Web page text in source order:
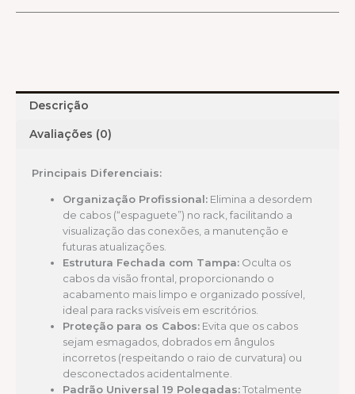
Descrição
Avaliações (0)
Principais Diferenciais:
Organização Profissional: Elimina a desordem
de cabos (“espaguete”) no rack, facilitando a
visualização das conexões, a manutenção e
futuras atualizações.
Estrutura Fechada com Tampa: Oculta os
cabos da visão frontal, proporcionando o
acabamento mais limpo e organizado possível,
ideal para racks visíveis em escritórios.
Proteção para os Cabos: Evita que os cabos
sejam esmagados, dobrados em ângulos
incorretos (respeitando o raio de curvatura) ou
desconectados acidentalmente.
Padrão Universal 19 Polegadas:Totalmente